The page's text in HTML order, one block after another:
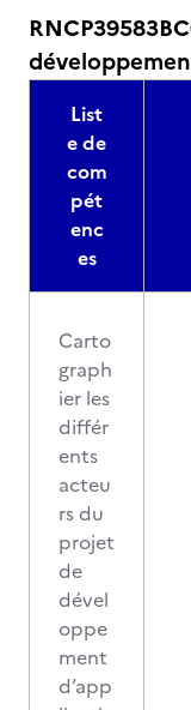
List
e de
com
pét
enc
es
Carto
graph
ier les
différ
ents
acteu
rs du
projet
de
dével
oppe
ment
d’app